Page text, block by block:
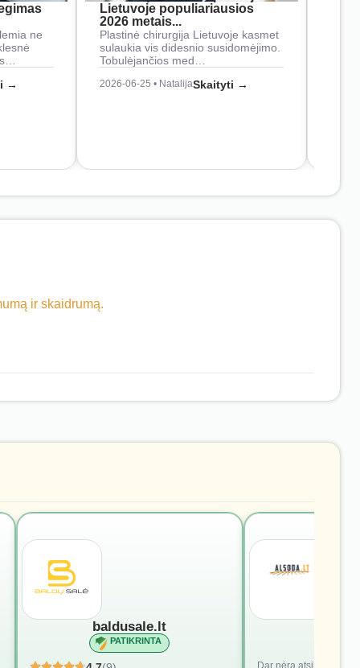
ne
→
Lietuvoje populiariausios
2026 metais...
Plastinė chirurgija Lietuvoje kasmet
sulaukia vis didesnio susidomėjimo.
Tobulėjančios med…
2026-06-25 • NatalijaSkaityti →
ir skaidrumą.
baldusale.lt
PATIKRINTA